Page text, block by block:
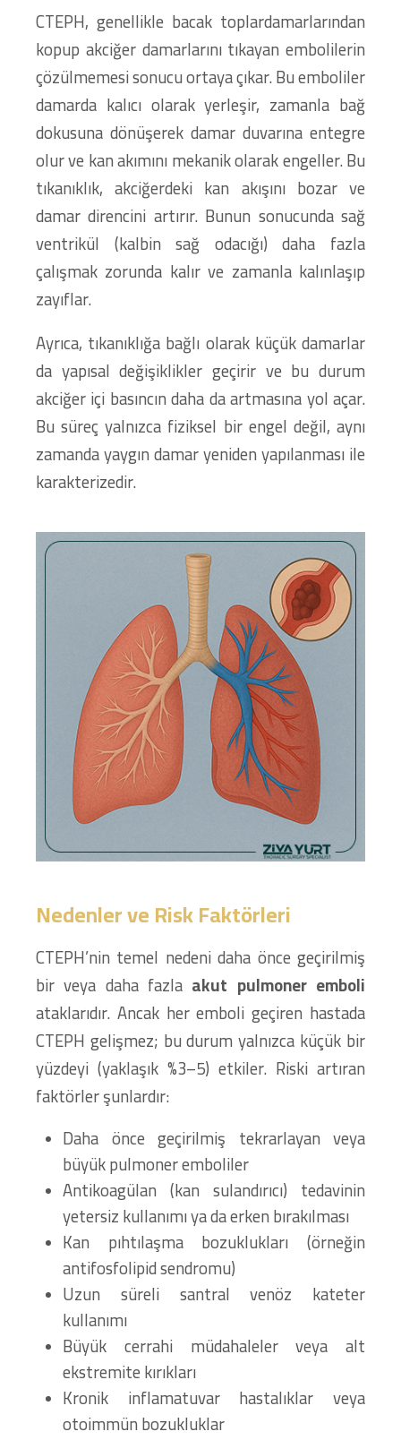
CTEPH, genellikle bacak toplardamarlarından
kopup akciğer damarlarını tıkayan embolilerin
çözülmemesi sonucu ortaya çıkar. Bu emboliler
damarda kalıcı olarak yerleşir, zamanla bağ
dokusuna dönüşerek damar duvarına entegre
olur ve kan akımını mekanik olarak engeller. Bu
tıkanıklık, akciğerdeki kan akışını bozar ve
damar direncini artırır. Bunun sonucunda sağ
ventrikül (kalbin sağ odacığı) daha fazla
çalışmak zorunda kalır ve zamanla kalınlaşıp
zayıflar.
Ayrıca, tıkanıklığa bağlı olarak küçük damarlar
da yapısal değişiklikler geçirir ve bu durum
akciğer içi basıncın daha da artmasına yol açar.
Bu süreç yalnızca fiziksel bir engel değil, aynı
zamanda yaygın damar yeniden yapılanması ile
karakterizedir.
Nedenler ve Risk Faktörleri
CTEPH’nin temel nedeni daha önce geçirilmiş
bir veya daha fazla akut pulmoner emboli
ataklarıdır. Ancak her emboli geçiren hastada
CTEPH gelişmez; bu durum yalnızca küçük bir
yüzdeyi (yaklaşık %3–5) etkiler. Riski artıran
faktörler şunlardır:
Daha önce geçirilmiş tekrarlayan veya
büyük pulmoner emboliler
Antikoagülan (kan sulandırıcı) tedavinin
yetersiz kullanımı ya da erken bırakılması
Kan pıhtılaşma bozuklukları (örneğin
antifosfolipid sendromu)
Uzun süreli santral venöz kateter
kullanımı
Büyük cerrahi müdahaleler veya alt
ekstremite kırıkları
Kronik inflamatuvar hastalıklar veya
otoimmün bozukluklar